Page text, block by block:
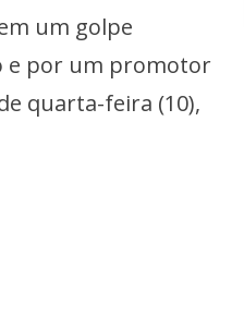
um golpe
e por um promotor
quarta-feira (10),